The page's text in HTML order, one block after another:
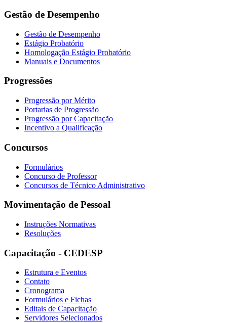
Gestão de Desempenho
Gestão de Desempenho
Estágio Probatório
Homologação Estágio Probatório
Manuais e Documentos
Progressões
Progressão por Mérito
Portarias de Progressão
Progressão por Capacitação
Incentivo a Qualificação
Concursos
Formulários
Concurso de Professor
Concursos de Técnico Administrativo
Movimentação de Pessoal
Instruções Normativas
Resoluções
Capacitação - CEDESP
Estrutura e Eventos
Contato
Cronograma
Formulários e Fichas
Editais de Capacitação
Servidores Selecionados